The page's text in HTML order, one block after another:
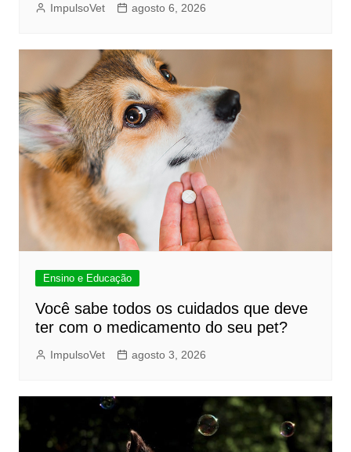
ImpulsoVet agosto 6, 2026
Ensino e Educação
Você sabe todos os cuidados que deve
ter com o medicamento do seu pet?
ImpulsoVet agosto 3, 2026